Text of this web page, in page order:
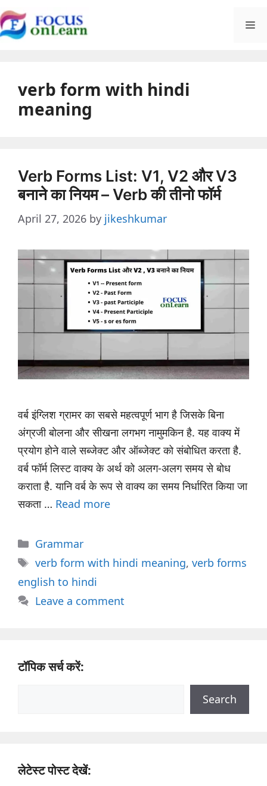
Skip
to
content
verb form with hindi
meaning
Verb Forms List: V1, V2 और V3
बनाने का नियम – Verb की तीनो फॉर्म
April 27, 2026 by jikeshkumar
वर्ब इंग्लिश ग्रामर का सबसे महत्वपूर्ण भाग है जिसके बिना
अंग्रजी बोलना और सीखना लगभग नामुमकिन है. यह वाक्य में
प्रयोग होने वाले सब्जेक्ट और ऑब्जेक्ट को संबोधित करता है.
वर्ब फॉर्म लिस्ट वाक्य के अर्थ को अलग-अलग समय से बोध
कराता है. यानि वर्ब के रूप से वाक्य का समय निर्धारित किया जा
सकता … Read more
Categories
Grammar
Tags
verb form with hindi meaning, verb forms
english to hindi
Leave a comment
टॉपिक सर्च करें:
Search
लेटेस्ट पोस्ट देखें: